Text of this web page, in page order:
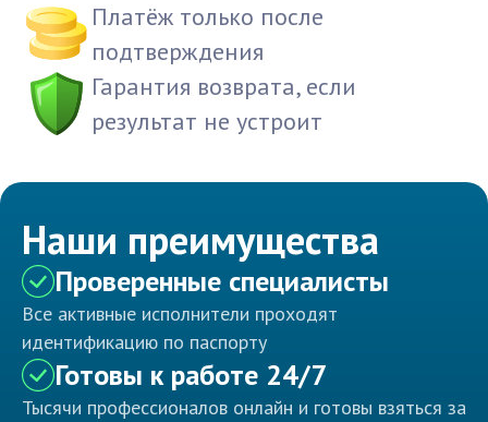
Платёж только после
подтверждения
Гарантия возврата, если
результат не устроит
Наши преимущества
Проверенные специалисты
Все активные исполнители проходят
идентификацию по паспорту
Готовы к работе 24/7
Тысячи профессионалов онлайн и готовы взяться за